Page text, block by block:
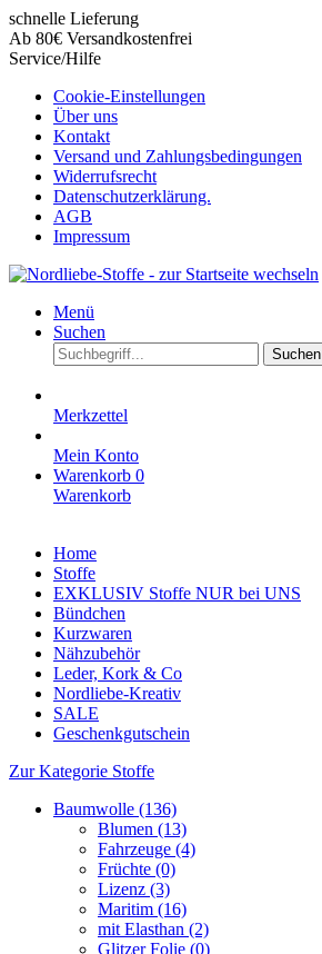
schnelle Lieferung
Ab 80€ Versandkostenfrei
Service/Hilfe
Cookie-Einstellungen
Über uns
Kontakt
Versand und Zahlungsbedingungen
Widerrufsrecht
Datenschutzerklärung.
AGB
Impressum
Menü
Suchen
Suchen
Merkzettel
Mein Konto
Warenkorb 0
Warenkorb
Home
Stoffe
EXKLUSIV Stoffe NUR bei UNS
Bündchen
Kurzwaren
Nähzubehör
Leder, Kork & Co
Nordliebe-Kreativ
SALE
Geschenkgutschein
Zur Kategorie Stoffe
Baumwolle (136)
Blumen (13)
Fahrzeuge (4)
Früchte (0)
Lizenz (3)
Maritim (16)
mit Elasthan (2)
Glitzer Folie (0)